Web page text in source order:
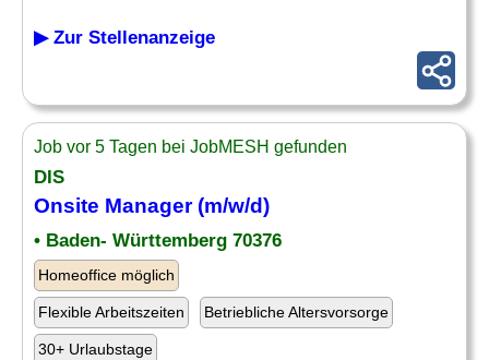
▶ Zur Stellenanzeige
Job vor 5 Tagen bei JobMESH gefunden
DIS
Onsite Manager (m/w/d)
• Baden- Württemberg 70376
Homeoffice möglich
Flexible Arbeitszeiten Betriebliche Altersvorsorge
30+ Urlaubstage